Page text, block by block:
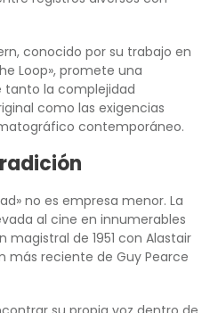
conocido por su trabajo en
Loop», promete una
tanto la complejidad
como las exigencias
contemporáneo.
no es empresa menor. La
al cine en innumerables
magistral de 1951 con Alastair
más reciente de Guy Pearce